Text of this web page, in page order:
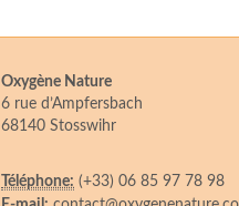
Oxygène Nature
6 rue d’Ampfersbach
68140 Stosswihr
Téléphone: (+33) 06 85 97 78 98